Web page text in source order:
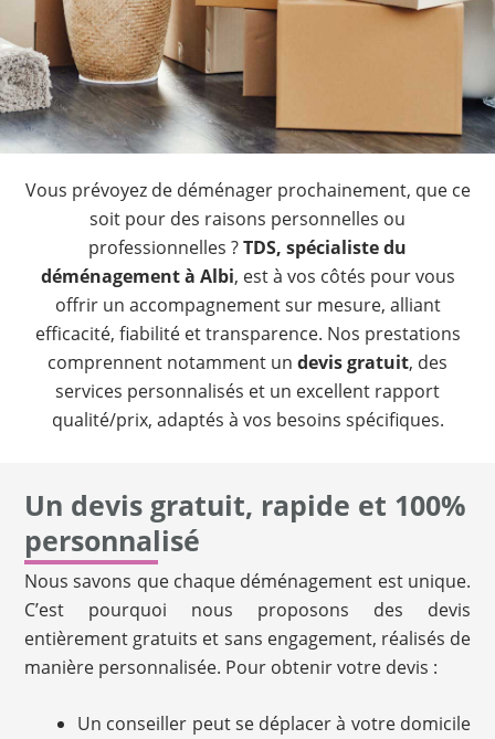
Vous prévoyez de déménager prochainement, que ce
soit pour des raisons personnelles ou
professionnelles ?TDS, spécialiste du
déménagement à Albi, est à vos côtés pour vous
offrir un accompagnement sur mesure, alliant
efficacité, fiabilité et transparence. Nos prestations
comprennent notamment un devis gratuit, des
services personnalisés et un excellent rapport
qualité/prix, adaptés à vos besoins spécifiques.
Un devis gratuit, rapide et 100%
personnalisé
Nous savons que chaque déménagement est unique.
C’est pourquoi nous proposons des devis
entièrement gratuits et sans engagement, réalisés de
manière personnalisée. Pour obtenir votre devis :
Un conseiller peut se déplacer à votre domicile